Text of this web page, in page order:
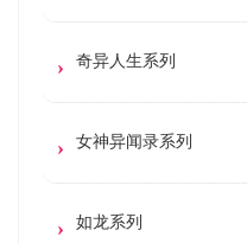
奇异人生系列
女神异闻录系列
如龙系列